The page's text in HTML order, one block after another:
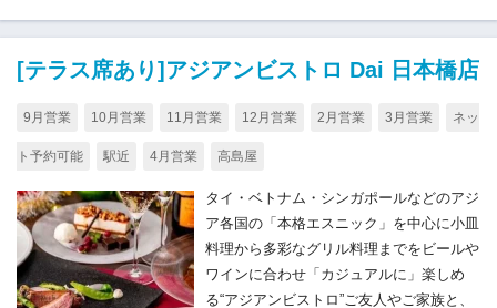
[テラス席あり]アジアンビストロ Dai 日本橋店
9月営業 10月営業 11月営業 12月営業 2月営業 3月営業 ネッ
ト予約可能 駅近 4月営業 高島屋
タイ・ベトナム・シンガポールなどのアジ
ア各国の「本格エスニック」を中心に小皿
料理から多彩なグリル料理までをビールや
ワインに合わせ「カジュアルに」楽しめ
る“アジアンビストロ”ご友人やご家族と、